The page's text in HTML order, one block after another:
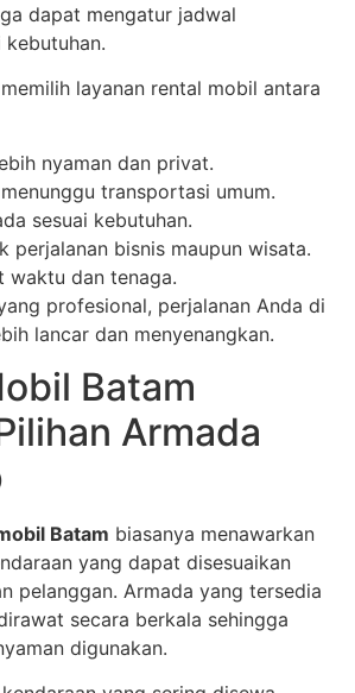
dapat mengatur jadwal
kebutuhan.
layanan rental mobil antara
nyaman dan privat.
transportasi umum.
sesuai kebutuhan.
perjalanan bisnis maupun wisata.
waktu dan tenaga.
profesional, perjalanan Anda di
lancar dan menyenangkan.
Batam
Armada
Batam biasanya menawarkan
yang dapat disesuaikan
pelanggan. Armada yang tersedia
secara berkala sehingga
digunakan.